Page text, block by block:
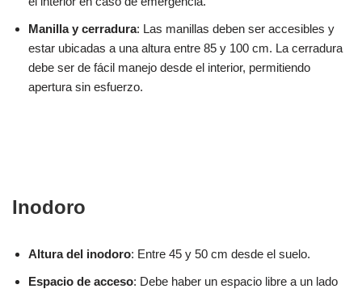
Manilla y cerradura: Las manillas deben ser accesibles y
estar ubicadas a una altura entre 85 y 100 cm. La cerradura
debe ser de fácil manejo desde el interior, permitiendo
apertura sin esfuerzo.
Inodoro
Altura del inodoro: Entre 45 y 50 cm desde el suelo.
Espacio de acceso: Debe haber un espacio libre a un lado